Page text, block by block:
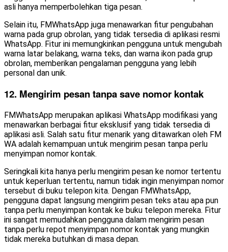
asli hanya memperbolehkan tiga pesan.
Selain itu, FMWhatsApp juga menawarkan fitur pengubahan
warna pada grup obrolan, yang tidak tersedia di aplikasi resmi
WhatsApp. Fitur ini memungkinkan pengguna untuk mengubah
warna latar belakang, warna teks, dan warna ikon pada grup
obrolan, memberikan pengalaman pengguna yang lebih
personal dan unik.
12. Mengirim pesan tanpa save nomor kontak
FMWhatsApp merupakan aplikasi WhatsApp modifikasi yang
menawarkan berbagai fitur eksklusif yang tidak tersedia di
aplikasi asli. Salah satu fitur menarik yang ditawarkan oleh FM
WA adalah kemampuan untuk mengirim pesan tanpa perlu
menyimpan nomor kontak.
Seringkali kita hanya perlu mengirim pesan ke nomor tertentu
untuk keperluan tertentu, namun tidak ingin menyimpan nomor
tersebut di buku telepon kita. Dengan FMWhatsApp,
pengguna dapat langsung mengirim pesan teks atau apa pun
tanpa perlu menyimpan kontak ke buku telepon mereka. Fitur
ini sangat memudahkan pengguna dalam mengirim pesan
tanpa perlu repot menyimpan nomor kontak yang mungkin
tidak mereka butuhkan di masa depan.